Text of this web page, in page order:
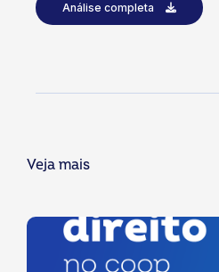
Análise completa
Veja mais